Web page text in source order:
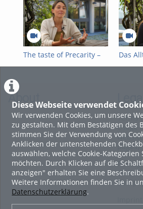
Diese Webseite verwendet
Wir verwenden Cookies, um unsere
zu gestalten. Mit dem Bestätigen des
stimmen Sie der Verwendung von
Anklicken der untenstehenden
auswählen, welche Cookie-Kategorien
möchten. Durch Klicken auf die
anzeigen" erhalten Sie eine
Weitere Informationen finden Sie in
Datenschutzerklärung.
The taste of Precarity –
Who cleans „our” toilets?
Das
von
About
Terms
Usage
pages)
Privacy
ViMP
Sub-